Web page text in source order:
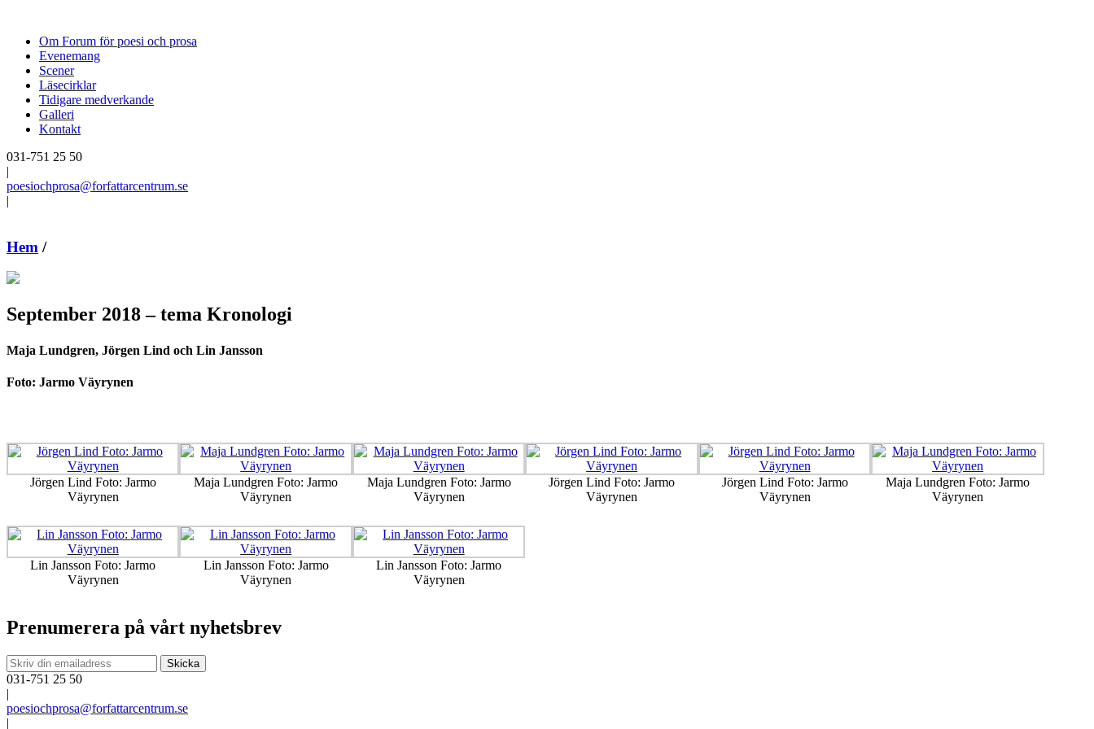
Om Forum för poesi och prosa
Evenemang
Scener
Läsecirklar
Tidigare medverkande
Galleri
Kontakt
031-751 25 50
|
poesiochprosa@forfattarcentrum.se
|
Hem /
September 2018 – tema Kronologi
Maja Lundgren, Jörgen Lind och Lin Jansson
Foto: Jarmo Väyrynen
Jörgen Lind Foto: Jarmo
Väyrynen
Maja Lundgren Foto: Jarmo
Väyrynen
Maja Lundgren Foto: Jarmo
Väyrynen
Jörgen Lind Foto: Jarmo
Väyrynen
Jörgen Lind Foto: Jarmo
Väyrynen
Maja Lundgren Foto: Jarmo
Väyrynen
Lin Jansson Foto: Jarmo
Väyrynen
Lin Jansson Foto: Jarmo
Väyrynen
Lin Jansson Foto: Jarmo
Väyrynen
Prenumerera på vårt nyhetsbrev
031-751 25 50
|
poesiochprosa@forfattarcentrum.se
|